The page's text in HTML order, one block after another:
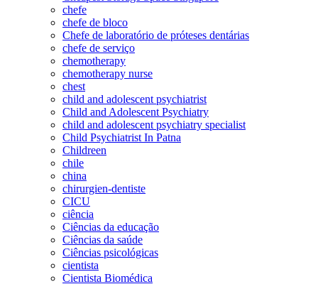
chefe
chefe de bloco
Chefe de laboratório de próteses dentárias
chefe de serviço
chemotherapy
chemotherapy nurse
chest
child and adolescent psychiatrist
Child and Adolescent Psychiatry
child and adolescent psychiatry specialist
Child Psychiatrist In Patna
Childreen
chile
china
chirurgien-dentiste
CICU
ciência
Ciências da educação
Ciências da saúde
Ciências psicológicas
cientista
Cientista Biomédica